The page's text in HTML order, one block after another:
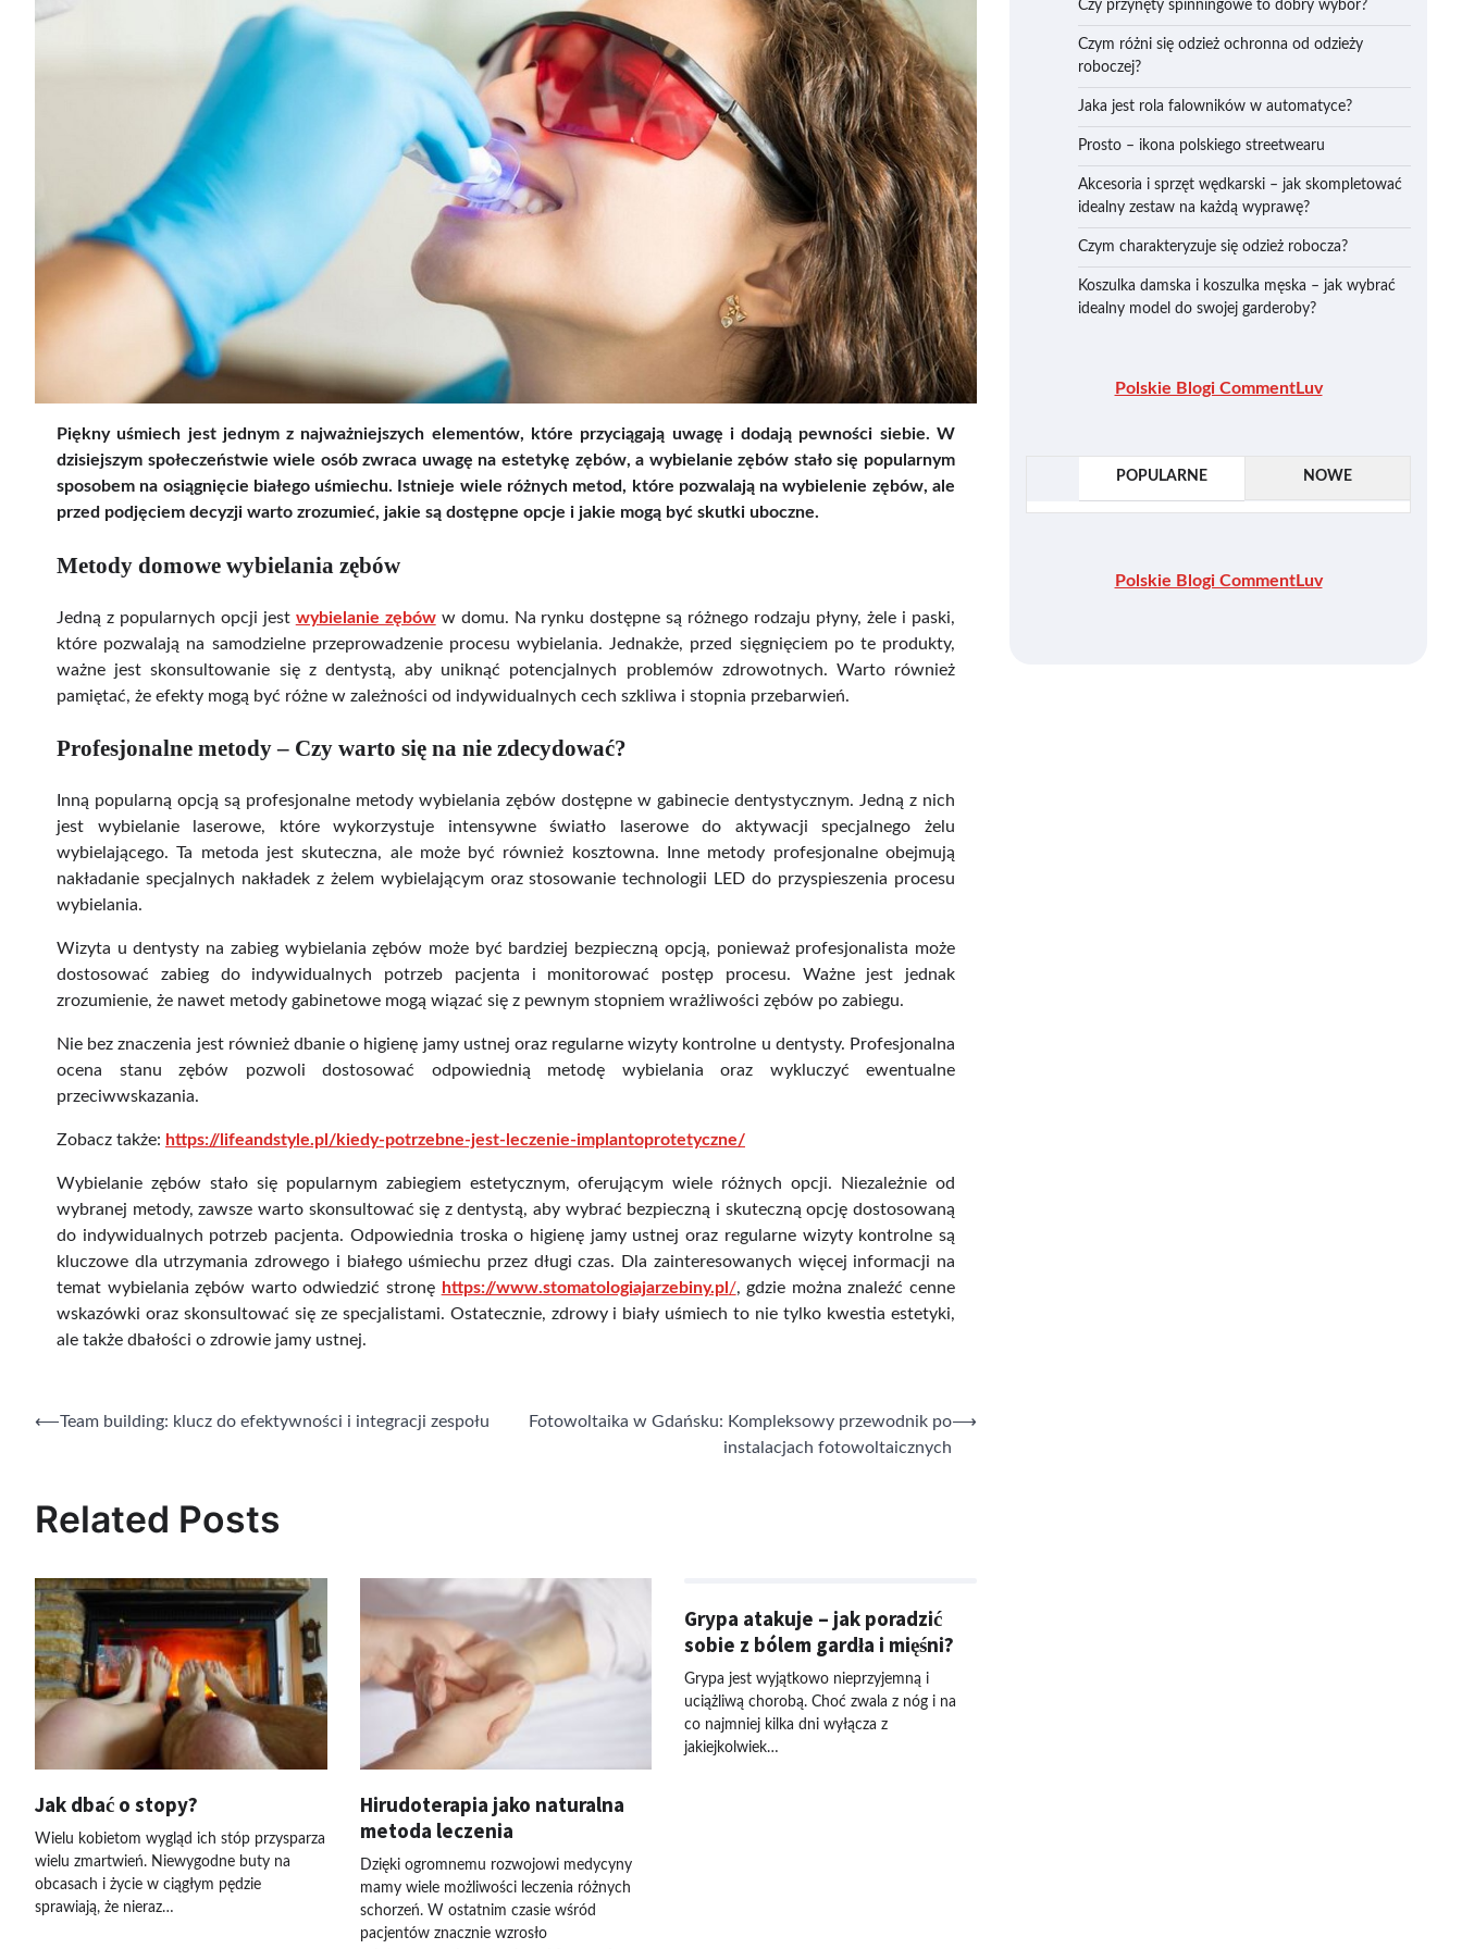
Piękny uśmiech jest jednym z najważniejszych elementów, które przyciągają uwagę i dodają pewności siebie. W
dzisiejszym społeczeństwie wiele osób zwraca uwagę na estetykę zębów, a wybielanie zębów stało się popularnym
sposobem na osiągnięcie białego uśmiechu. Istnieje wiele różnych metod, które pozwalają na wybielenie zębów, ale
przed podjęciem decyzji warto zrozumieć, jakie są dostępne opcje i jakie mogą być skutki uboczne.
Metody domowe wybielania zębów
Jedną z popularnych opcji jest wybielanie zębóww domu. Na rynku dostępne są różnego rodzaju płyny, żele i paski,
które pozwalają na samodzielne przeprowadzenie procesu wybielania. Jednakże, przed sięgnięciem po te produkty,
ważne jest skonsultowanie się z dentystą, aby uniknąć potencjalnych problemów zdrowotnych. Warto również
pamiętać, że efekty mogą być różne w zależności od indywidualnych cech szkliwa i stopnia przebarwień.
Profesjonalne metody – Czy warto się na nie zdecydować?
Inną popularną opcją są profesjonalne metody wybielania zębów dostępne w gabinecie dentystycznym. Jedną z nich
jest wybielanie laserowe, które wykorzystuje intensywne światło laserowe do aktywacji specjalnego żelu
wybielającego. Ta metoda jest skuteczna, ale może być również kosztowna. Inne metody profesjonalne obejmują
nakładanie specjalnych nakładek z żelem wybielającym oraz stosowanie technologii LED do przyspieszenia procesu
wybielania.
Wizyta u dentysty na zabieg wybielania zębów może być bardziej bezpieczną opcją, ponieważ profesjonalista może
dostosować zabieg do indywidualnych potrzeb pacjenta i monitorować postęp procesu. Ważne jest jednak
zrozumienie, że nawet metody gabinetowe mogą wiązać się z pewnym stopniem wrażliwości zębów po zabiegu.
Nie bez znaczenia jest również dbanie o higienę jamy ustnej oraz regularne wizyty kontrolne u dentysty. Profesjonalna
ocena stanu zębów pozwoli dostosować odpowiednią metodę wybielania oraz wykluczyć ewentualne
przeciwwskazania.
Zobacz także: https://lifeandstyle.pl/kiedy-potrzebne-jest-leczenie-implantoprotetyczne/
Wybielanie zębów stało się popularnym zabiegiem estetycznym, oferującym wiele różnych opcji. Niezależnie od
wybranej metody, zawsze warto skonsultować się z dentystą, aby wybrać bezpieczną i skuteczną opcję dostosowaną
do indywidualnych potrzeb pacjenta. Odpowiednia troska o higienę jamy ustnej oraz regularne wizyty kontrolne są
kluczowe dla utrzymania zdrowego i białego uśmiechu przez długi czas. Dla zainteresowanych więcej informacji na
temat wybielania zębów warto odwiedzić stronę https://www.stomatologiajarzebiny.pl /, gdzie można znaleźć cenne
wskazówki oraz skonsultować się ze specjalistami. Ostatecznie, zdrowy i biały uśmiech to nie tylko kwestia estetyki,
ale także dbałości o zdrowie jamy ustnej.
Nawigacja
⟵Team building: klucz do efektywności i integracji zespołu
Fotowoltaika w Gdańsku: Kompleksowy przewodnik po
instalacjach fotowoltaicznych
⟶
Related Posts
Jak dbać o stopy?
Wielu kobietom wygląd ich stóp przysparza
wielu zmartwień. Niewygodne buty na
obcasach i życie w ciągłym pędzie
sprawiają, że nieraz…
Hirudoterapia jako naturalna
metoda leczenia
Dzięki ogromnemu rozwojowi medycyny
mamy wiele możliwości leczenia różnych
schorzeń. W ostatnim czasie wśród
pacjentów znacznie wzrosło
Grypa atakuje – jak poradzić
sobie z bólem gardła i mięśni?
Grypa jest wyjątkowo nieprzyjemną i
uciążliwą chorobą. Choć zwala z nóg i na
co najmniej kilka dni wyłącza z
jakiejkolwiek…
Czy przynęty spinningowe to dobry wybór?
Czym różni się odzież ochronna od odzieży
roboczej?
Jaka jest rola falowników w automatyce?
Prosto – ikona polskiego streetwearu
Akcesoria i sprzęt wędkarski – jak skompletować
idealny zestaw na każdą wyprawę?
Czym charakteryzuje się odzież robocza?
Koszulka damska i koszulka męska – jak wybrać
idealny model do swojej garderoby?
Polskie Blogi CommentLuv
POPULARNE NOWE
Polskie Blogi CommentLuv